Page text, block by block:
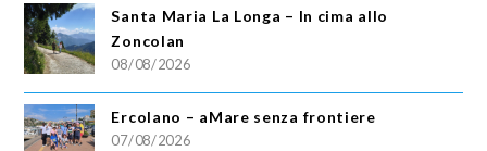
Santa Maria La Longa – In cima allo
Zoncolan
08/08/2026
Ercolano – aMare senza frontiere
07/08/2026